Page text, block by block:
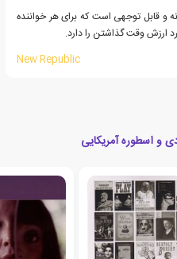
و قابل توجهی است که برای هر خواننده
ارزش وقت گذاشتن را دارد.
New Republic
و اسطوره آمریکایی